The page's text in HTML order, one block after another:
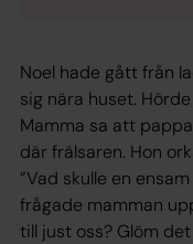
Noel hade gått från
sig nära huset.
Mamma sa att
där frälsaren. Hon
”Vad skulle en
frågade mamman
till just oss? Glöm